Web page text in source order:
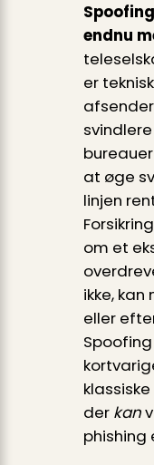
endnu
er
at øge
linjen
om et
ikke,
eller
der kan